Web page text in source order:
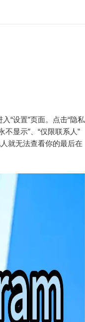
“设置”页面。点击“隐私
不显示”、“仅限联系人”
就无法查看你的最后在